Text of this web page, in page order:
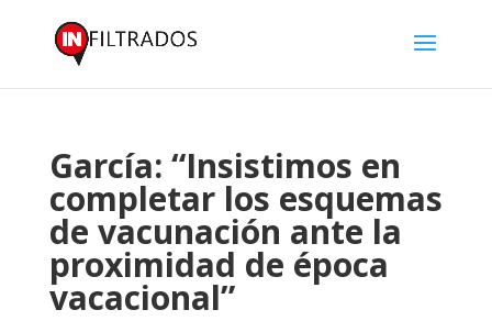
García: “Insistimos en
completar los esquemas
de vacunación ante la
proximidad de época
vacacional”